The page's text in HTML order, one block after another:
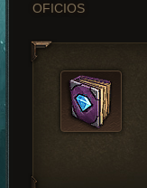
OFICIOS